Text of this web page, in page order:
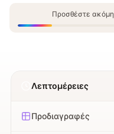
Προσθέστε ακόμη
Λεπτομέρειες
Προδιαγραφές